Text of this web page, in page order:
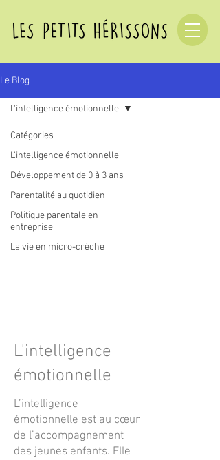
Le Blog
Catégories
L'intelligence émotionnelle
Développement de 0 à 3 ans
Parentalité au quotidien
Politique parentale en
entreprise
La vie en micro-crèche
L'intelligence émotionnelle
L'intelligence
émotionnelle
L’intelligence
émotionnelle est au cœur
de l’accompagnement
des jeunes enfants. Elle